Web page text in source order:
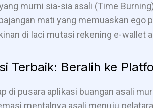
murni sia-sia asali (Time
mati yang memuaskan ego
di laci mutasi rekening e-wallet
Terbaik: Beralih ke
di pusara aplikasi buangan asali